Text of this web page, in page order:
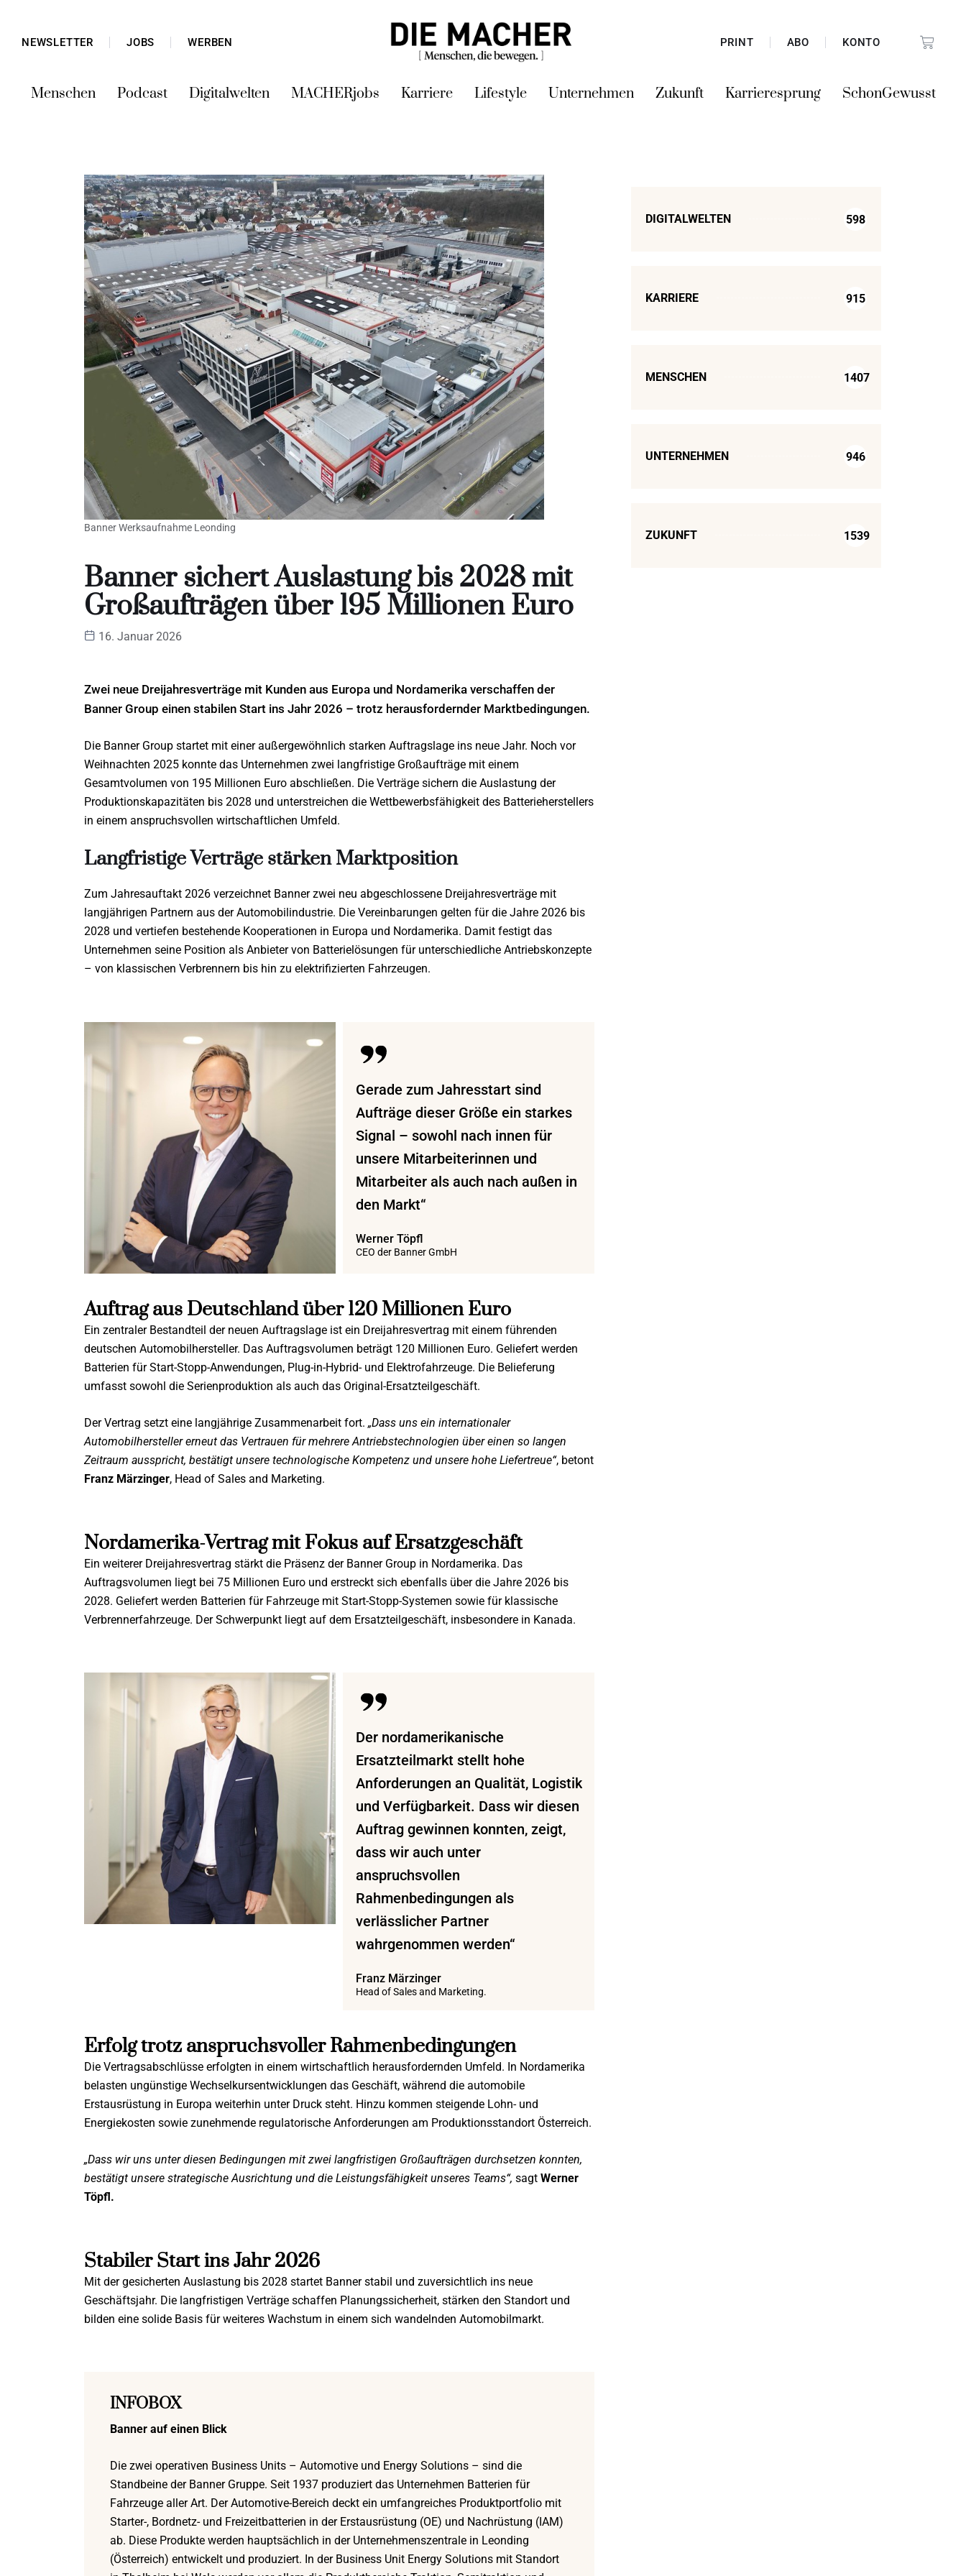
NEWSLETTER JOBS WERBEN PRINT ABO KONTO
Menschen Podcast Digitalwelten MACHERjobs Karriere Lifestyle Unternehmen Zukunft Karrieresprung SchonGewusst
Banner Werksaufnahme Leonding
Banner sichert Auslastung bis 2028 mit
Großaufträgen über 195 Millionen Euro
16. Januar 2026
Zwei neue Dreijahresverträge mit Kunden aus Europa und Nordamerika verschaffen der
Banner Group einen stabilen Start ins Jahr 2026 – trotz herausfordernder Marktbedingungen.
Die Banner Group startet mit einer außergewöhnlich starken Auftragslage ins neue Jahr. Noch vor
Weihnachten 2025 konnte das Unternehmen zwei langfristige Großaufträge mit einem
Gesamtvolumen von 195 Millionen Euro abschließen. Die Verträge sichern die Auslastung der
Produktionskapazitäten bis 2028 und unterstreichen die Wettbewerbsfähigkeit des Batterieherstellers
in einem anspruchsvollen wirtschaftlichen Umfeld.
Langfristige Verträge stärken Marktposition
Zum Jahresauftakt 2026 verzeichnet Banner zwei neu abgeschlossene Dreijahresverträge mit
langjährigen Partnern aus der Automobilindustrie. Die Vereinbarungen gelten für die Jahre 2026 bis
2028 und vertiefen bestehende Kooperationen in Europa und Nordamerika. Damit festigt das
Unternehmen seine Position als Anbieter von Batterielösungen für unterschiedliche Antriebskonzepte
– von klassischen Verbrennern bis hin zu elektrifizierten Fahrzeugen.
Gerade zum Jahresstart sind
Aufträge dieser Größe ein starkes
Signal – sowohl nach innen für
unsere Mitarbeiterinnen und
Mitarbeiter als auch nach außen in
den Markt“
Werner Töpfl
CEO der Banner GmbH
Auftrag aus Deutschland über 120 Millionen Euro
Ein zentraler Bestandteil der neuen Auftragslage ist ein Dreijahresvertrag mit einem führenden
deutschen Automobilhersteller. Das Auftragsvolumen beträgt 120 Millionen Euro. Geliefert werden
Batterien für Start-Stopp-Anwendungen, Plug-in-Hybrid- und Elektrofahrzeuge. Die Belieferung
umfasst sowohl die Serienproduktion als auch das Original-Ersatzteilgeschäft.
Der Vertrag setzt eine langjährige Zusammenarbeit fort. „Dass uns ein internationaler
Automobilhersteller erneut das Vertrauen für mehrere Antriebstechnologien über einen so langen
Zeitraum ausspricht, bestätigt unsere technologische Kompetenz und unsere hohe Liefertreue“, betont
Franz Märzinger, Head of Sales and Marketing.
Nordamerika-Vertrag mit Fokus auf Ersatzgeschäft
Ein weiterer Dreijahresvertrag stärkt die Präsenz der Banner Group in Nordamerika. Das
Auftragsvolumen liegt bei 75 Millionen Euro und erstreckt sich ebenfalls über die Jahre 2026 bis
2028. Geliefert werden Batterien für Fahrzeuge mit Start-Stopp-Systemen sowie für klassische
Verbrennerfahrzeuge. Der Schwerpunkt liegt auf dem Ersatzteilgeschäft, insbesondere in Kanada.
Der nordamerikanische
Ersatzteilmarkt stellt hohe
Anforderungen an Qualität, Logistik
und Verfügbarkeit. Dass wir diesen
Auftrag gewinnen konnten, zeigt,
dass wir auch unter
anspruchsvollen
Rahmenbedingungen als
verlässlicher Partner
wahrgenommen werden“
Franz Märzinger
Head of Sales and Marketing.
Erfolg trotz anspruchsvoller Rahmenbedingungen
Die Vertragsabschlüsse erfolgten in einem wirtschaftlich herausfordernden Umfeld. In Nordamerika
belasten ungünstige Wechselkursentwicklungen das Geschäft, während die automobile
Erstausrüstung in Europa weiterhin unter Druck steht. Hinzu kommen steigende Lohn- und
Energiekosten sowie zunehmende regulatorische Anforderungen am Produktionsstandort Österreich.
„Dass wir uns unter diesen Bedingungen mit zwei langfristigen Großaufträgen durchsetzen konnten,
bestätigt unsere strategische Ausrichtung und die Leistungsfähigkeit unseres Teams“, sagt Werner
Töpfl.
Stabiler Start ins Jahr 2026
Mit der gesicherten Auslastung bis 2028 startet Banner stabil und zuversichtlich ins neue
Geschäftsjahr. Die langfristigen Verträge schaffen Planungssicherheit, stärken den Standort und
bilden eine solide Basis für weiteres Wachstum in einem sich wandelnden Automobilmarkt.
INFOBOX
Banner auf einen Blick
Die zwei operativen Business Units – Automotive und Energy Solutions – sind die
Standbeine der Banner Gruppe. Seit 1937 produziert das Unternehmen Batterien für
Fahrzeuge aller Art. Der Automotive-Bereich deckt ein umfangreiches Produktportfolio mit
Starter-, Bordnetz- und Freizeitbatterien in der Erstausrüstung (OE) und Nachrüstung (IAM)
ab. Diese Produkte werden hauptsächlich in der Unternehmenszentrale in Leonding
(Österreich) entwickelt und produziert. In der Business Unit Energy Solutions mit Standort
DIGITALWELTEN 598
KARRIERE 915
MENSCHEN 1407
UNTERNEHMEN 946
ZUKUNFT 1539